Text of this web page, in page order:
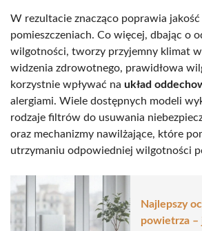
W rezultacie znacząco poprawia
pomieszczeniach. Co więcej, dbając o
wilgotności, tworzy przyjemny klimat
widzenia zdrowotnego, prawidłowa
korzystnie wpływać na układ
alergiami. Wiele dostępnych modeli
rodzaje filtrów do usuwania
oraz mechanizmy nawilżające, które
utrzymaniu odpowiedniej wilgotności
Najlepszy
powietrza –